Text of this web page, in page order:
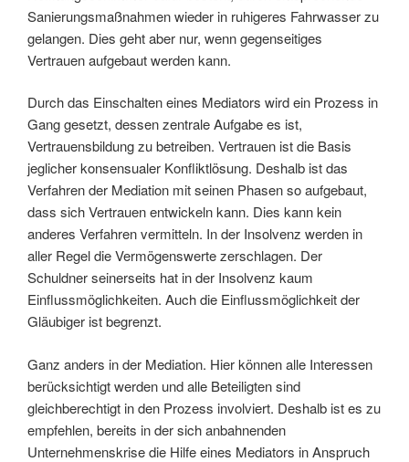
Sanierungsmaßnahmen wieder in ruhigeres Fahrwasser zu
gelangen. Dies geht aber nur, wenn gegenseitiges
Vertrauen aufgebaut werden kann.
Durch das Einschalten eines Mediators wird ein Prozess in
Gang gesetzt, dessen zentrale Aufgabe es ist,
Vertrauensbildung zu betreiben. Vertrauen ist die Basis
jeglicher konsensualer Konfliktlösung. Deshalb ist das
Verfahren der Mediation mit seinen Phasen so aufgebaut,
dass sich Vertrauen entwickeln kann. Dies kann kein
anderes Verfahren vermitteln. In der Insolvenz werden in
aller Regel die Vermögenswerte zerschlagen. Der
Schuldner seinerseits hat in der Insolvenz kaum
Einflussmöglichkeiten. Auch die Einflussmöglichkeit der
Gläubiger ist begrenzt.
Ganz anders in der Mediation. Hier können alle Interessen
berücksichtigt werden und alle Beteiligten sind
gleichberechtigt in den Prozess involviert. Deshalb ist es zu
empfehlen, bereits in der sich anbahnenden
Unternehmenskrise die Hilfe eines Mediators in Anspruch